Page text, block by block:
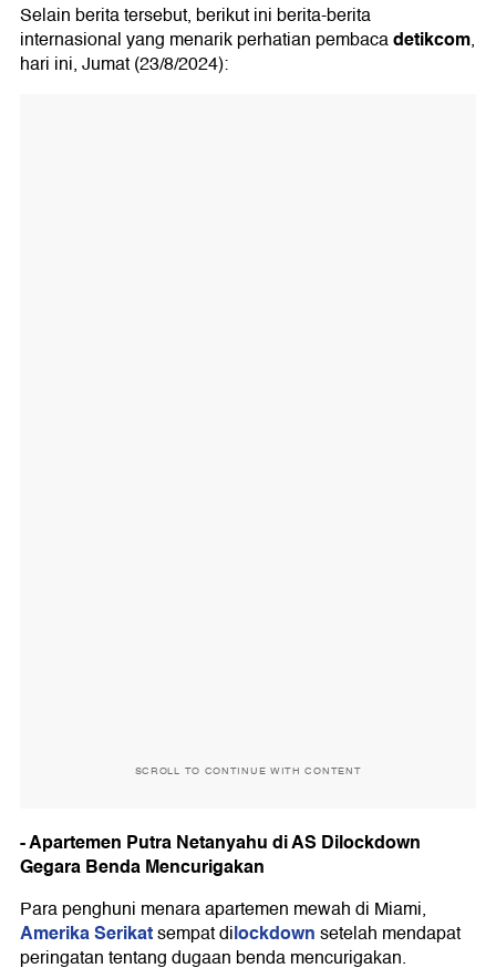
Selain berita tersebut, berikut ini berita-berita
internasional yang menarik perhatian pembacadetikcom,
hari ini, Jumat (23/8/2024):
SCROLL TO CONTINUE WITH CONTENT
- Apartemen Putra Netanyahu di AS Dilockdown
Gegara Benda Mencurigakan
Para penghuni menara apartemen mewah di Miami,
Amerika Serikatsempat dilockdownsetelah mendapat
peringatan tentang dugaan benda mencurigakan.